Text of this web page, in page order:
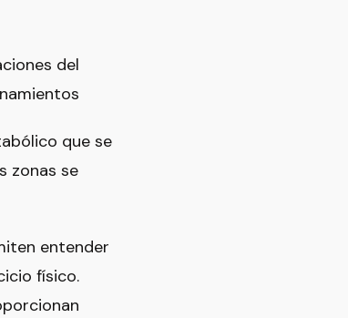
del
que se
zonas se
entender
físico.